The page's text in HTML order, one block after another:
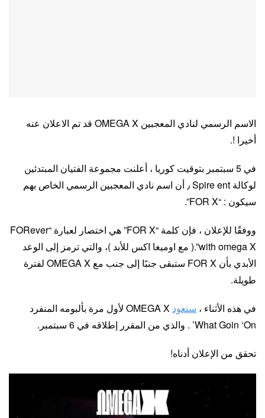
الاسم الرسمي لنادي المعجبين OMEGA X قد تم الاعلان عنه
أخيرا !.
في 5 سبتمبر بتوقيت كوريا ، أعلنت مجموعة الفتيان المبتدئين
لوكالة Spire ent ٫ أن اسم نادي المعجبين الرسمي الخاص بهم
سيكون : “FOR X”.
ووفقًا للإعلان ، فإن كلمة “FOR X” هي اختصار لعبارة “FORever
with omega X”.( مع اوميغا اكس للأبد )، والتي ترمز إلى الوعد
الأبدي بأن FOR X ستبقى جنبًا إلى جنب مع OMEGA X لفترة
طويلة.
في هذه الأثناء ، ستعود
OMEGA X لأول مرة بألبومه المنفرد
What Goin ‘On’ . والذي من المقرر إطلاقه في 6 سبتمبر.
تحقق من الإعلان أدناه!